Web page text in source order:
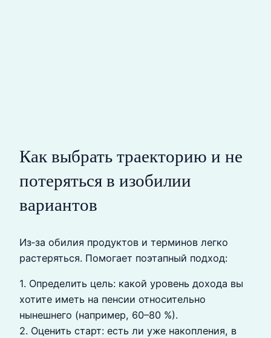
Как выбрать траекторию и не
потеряться в изобилии
вариантов
Из‑за обилия продуктов и терминов легко
растеряться. Помогает поэтапный подход:
1. Определить цель: какой уровень дохода вы
хотите иметь на пенсии относительно
нынешнего (например, 60–80 %).
2. Оценить старт: есть ли уже накопления, в